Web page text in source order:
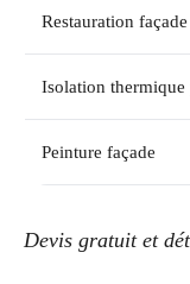
Restauration
Isolation
Peinture façade
Devis gratuit et